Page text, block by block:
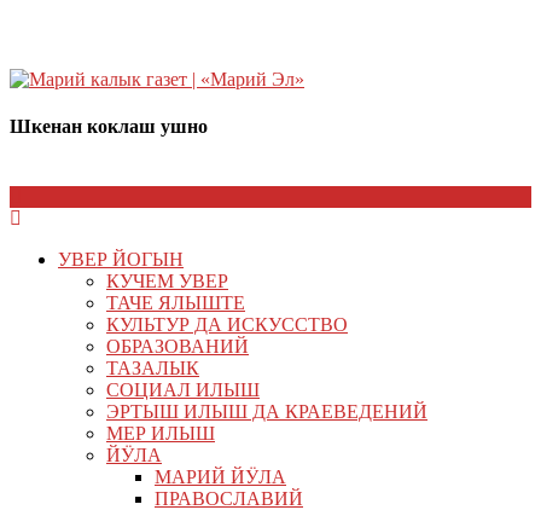
Шкенан коклаш ушно
УВЕР ЙОГЫН
КУЧЕМ УВЕР
ТАЧЕ ЯЛЫШТЕ
КУЛЬТУР ДА ИСКУССТВО
ОБРАЗОВАНИЙ
ТАЗАЛЫК
СОЦИАЛ ИЛЫШ
ЭРТЫШ ИЛЫШ ДА КРАЕВЕДЕНИЙ
МЕР ИЛЫШ
ЙӰЛА
МАРИЙ ЙӰЛА
ПРАВОСЛАВИЙ